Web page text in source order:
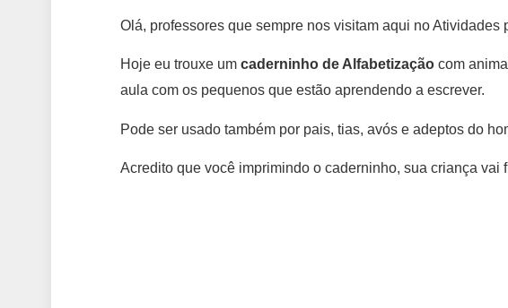
Olá, professores que sempre nos visitam aqui no Atividades
Hoje eu trouxe umcaderninho de Alfabetização com
aula com os pequenos que estão aprendendo a escrever.
Pode ser usado também por pais, tias, avós e adeptos do
Acredito que você imprimindo o caderninho, sua criança vai